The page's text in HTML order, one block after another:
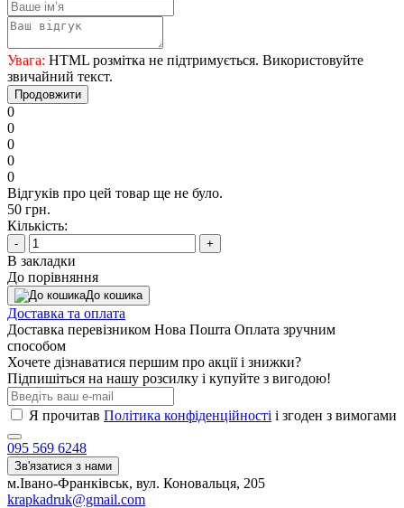
Увага: HTML розмітка не підтримується. Використовуйте
звичайний текст.
Продовжити
0
0
0
0
0
Відгуків про цей товар ще не було.
50 грн.
Кількість:
- +
В закладки
До порівняння
До кошика
Доставка та оплата
Доставка перевізником Нова Пошта Оплата зручним
способом
Хочете дізнаватися першим про акції і знижки?
Підпишіться на нашу розсилку і купуйте з вигодою!
Я прочитав Політика конфіденційності і згоден з вимогами
095 569 6248
Зв'язатися з нами
м.Івано-Франківськ, вул. Коновальця, 205
krapkadruk@gmail.com